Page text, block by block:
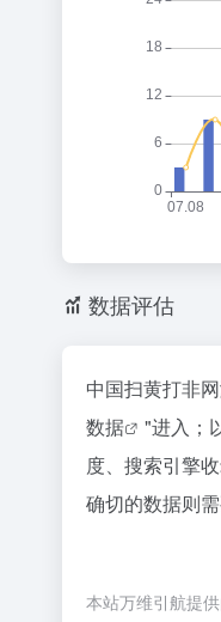
数据评估
中国扫黄打非
数据
"进入；
度、搜索引擎
确切的数据则
本站万维引航提